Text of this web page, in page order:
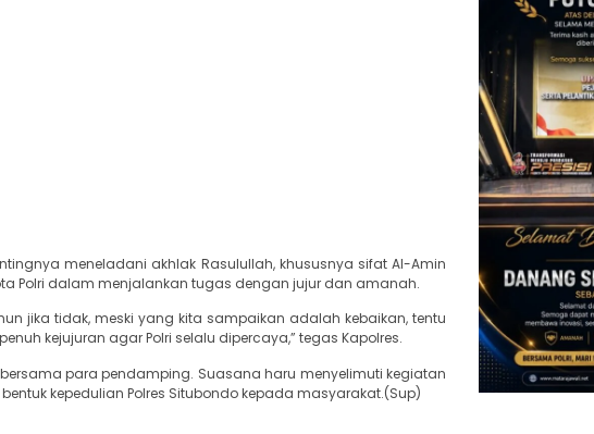
meneladani akhlak Rasulullah, khususnya sifat Al-Amin
Polri dalam menjalankan tugas dengan jujur dan amanah.
jika tidak, meski yang kita sampaikan adalah kebaikan, tentu
kejujuran agar Polri selalu dipercaya,” tegas Kapolres.
para pendamping. Suasana haru menyelimuti kegiatan
kepedulian Polres Situbondo kepada masyarakat.(Sup)